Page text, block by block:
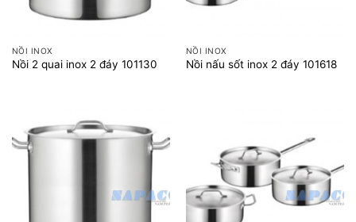
NỒI INOX
Nồi 2 quai inox 2 đáy 101130
NỒI INOX
Nồi nấu sốt inox 2 đáy 101618